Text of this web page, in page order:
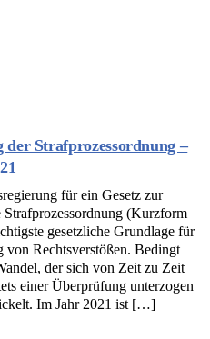
Strafprozessordnung –
für ein Gesetz zur
(Kurzform
gesetzliche Grundlage für
Rechtsverstößen. Bedingt
der sich von Zeit zu Zeit
einer Überprüfung unterzogen
Im Jahr 2021 ist […]